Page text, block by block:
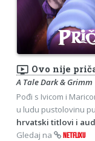
ondemand_video Ovo nije
A Tale Dark & Grimm
Pođi s Ivicom i
u ludu pustolovinu
hrvatski titlovi i
Gledaj na
NETFLIXU